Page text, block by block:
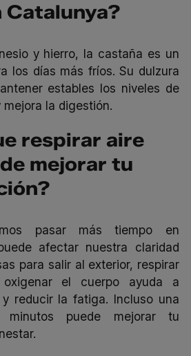
y hierro, la castaña es un
los días más fríos. Su dulzura
estables los niveles de
la digestión.
respirar aire
mejorar tu
pasar más tiempo en
afectar nuestra claridad
para salir al exterior, respirar
oxigenar el cuerpo ayuda a
reducir la fatiga. Incluso una
puede mejorar tu